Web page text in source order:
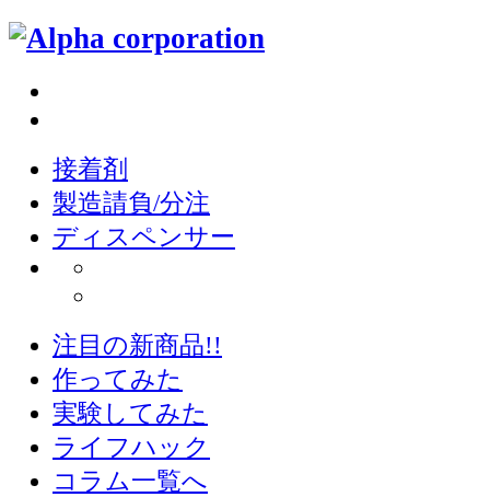
接着剤
製造請負/分注
ディスペンサー
注目の新商品!!
作ってみた
実験してみた
ライフハック
コラム一覧へ